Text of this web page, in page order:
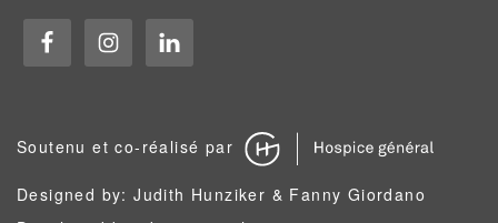
Soutenu et co-réalisé par
Designed by: Judith Hunziker & Fanny Giordano